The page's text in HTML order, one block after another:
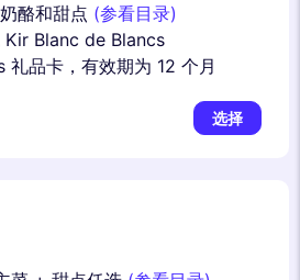
酪和甜点 (参看目录)
Kir Blanc de Blancs
礼品卡，有效期为 12 个月
选择